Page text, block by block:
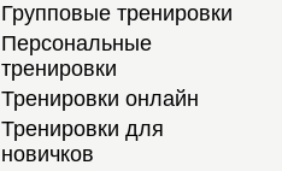
Групповые тренировки
Персональные
тренировки
Тренировки онлайн
Тренировки для
новичков